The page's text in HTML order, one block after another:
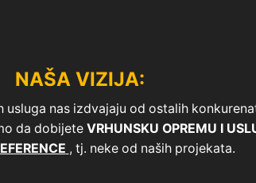
NAŠA VIZIJA:
nas izdvajaju od ostalih
da dobijete VRHUNSKU OPREMU I
, tj. neke od naših projekata.